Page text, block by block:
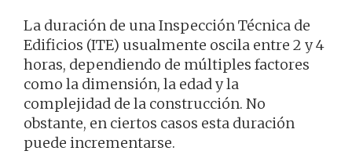
La duración de una Inspección Técnica de
Edificios (ITE) usualmente oscila entre 2 y 4
horas, dependiendo de múltiples factores
como la dimensión, la edad y la
complejidad de la construcción. No
obstante, en ciertos casos esta duración
puede incrementarse.